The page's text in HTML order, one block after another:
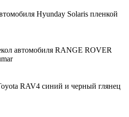
Hyunday Solaris пленкой
автомобиля RANGE ROVER
RAV4 синий и черный глянец